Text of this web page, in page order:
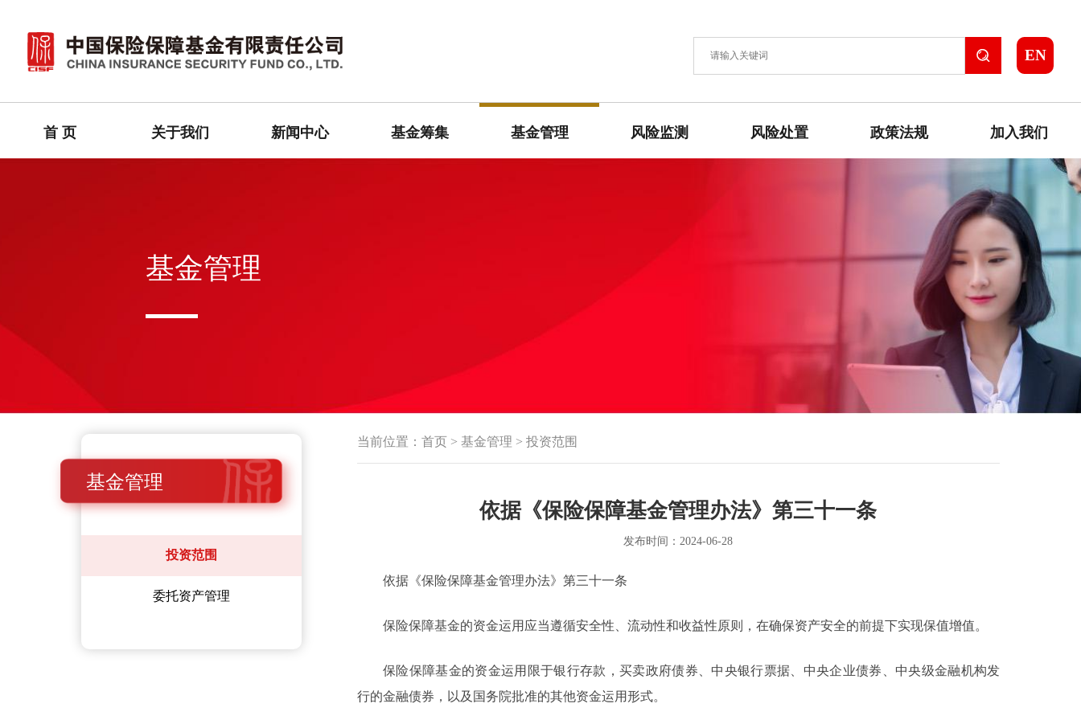
EN
首 页 关于我们 新闻中心 基金筹集 基金管理 风险监测 风险处置 政策法规 加入我们
基金管理
基金管理
投资范围
委托资产管理
当前位置： 首页> 基金管理 > 投资范围
依据《保险保障基金管理办法》第三十一条
发布时间：2024-06-28
依据《保险保障基金管理办法》第三十一条
保险保障基金的资金运用应当遵循安全性、流动性和收益性原则，在确保资产安全的前提下实现保值增值。
保险保障基金的资金运用限于银行存款，买卖政府债券、中央银行票据、中央企业债券、中央级金融机构发
行的金融债券，以及国务院批准的其他资金运用形式。